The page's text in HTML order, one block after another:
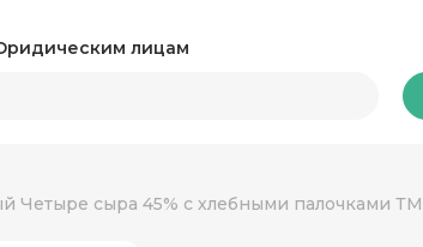
лицам
Четыре сыра 45% с хлебными палочками ТМ